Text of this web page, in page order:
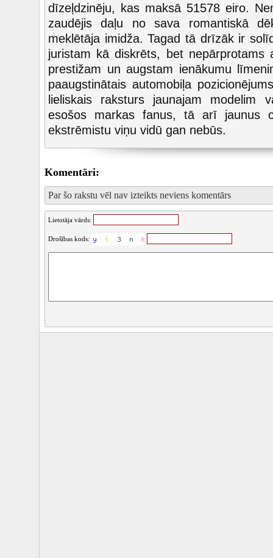
dīzeļdzinēju, kas maksā 51578 eiro.
zaudējis daļu no sava romantiskā
meklētāja imidža. Tagad tā drīzāk ir
juristam kā diskrēts, bet nepārprotams
prestižam un augstam ienākumu
paaugstinātais automobiļa
lieliskais raksturs jaunajam modelim
esošos markas fanus, tā arī jaunus
ekstrēmistu viņu vidū gan nebūs.
Komentāri:
Par šo rakstu vēl nav izteikts neviens komentārs
Lietotāja vārds:
Drošības kods: